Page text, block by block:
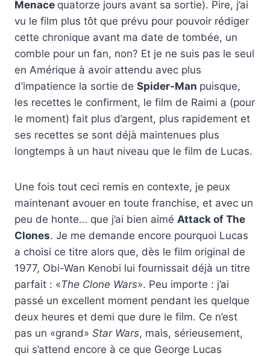
Menace quatorze jours avant sa sortie). Pire, j’ai
vu le film plus tôt que prévu pour pouvoir rédiger
cette chronique avant ma date de tombée, un
comble pour un fan, non? Et je ne suis pas le seul
en Amérique à avoir attendu avec plus
d’impatience la sortie de Spider-Man puisque,
les recettes le confirment, le film de Raimi a (pour
le moment) fait plus d’argent, plus rapidement et
ses recettes se sont déjà maintenues plus
longtemps à un haut niveau que le film de Lucas.
Une fois tout ceci remis en contexte, je peux
maintenant avouer en toute franchise, et avec un
peu de honte… que j’ai bien aimé Attack of The
Clones. Je me demande encore pourquoi Lucas
a choisi ce titre alors que, dès le film original de
1977, Obi-Wan Kenobi lui fournissait déjà un titre
parfait : «The Clone Wars». Peu importe : j’ai
passé un excellent moment pendant les quelque
deux heures et demi que dure le film. Ce n’est
pas un «grand» Star Wars, mais, sérieusement,
qui s’attend encore à ce que George Lucas